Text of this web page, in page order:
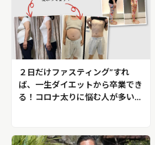
２日だけファスティング”すれ
ば、一生ダイエットから卒業でき
る！コロナ太りに悩む人が多い
ット」